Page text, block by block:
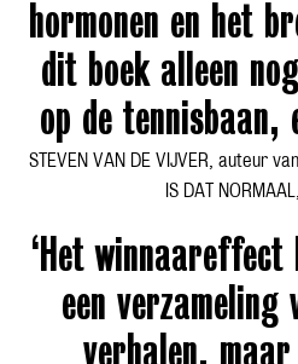
hormonen en het
dit boek alleen
op de tennisbaan,
STEVEN VAN DE VIJVER, auteur
IS DAT
‘Het
een verzameling
verhalen, maar